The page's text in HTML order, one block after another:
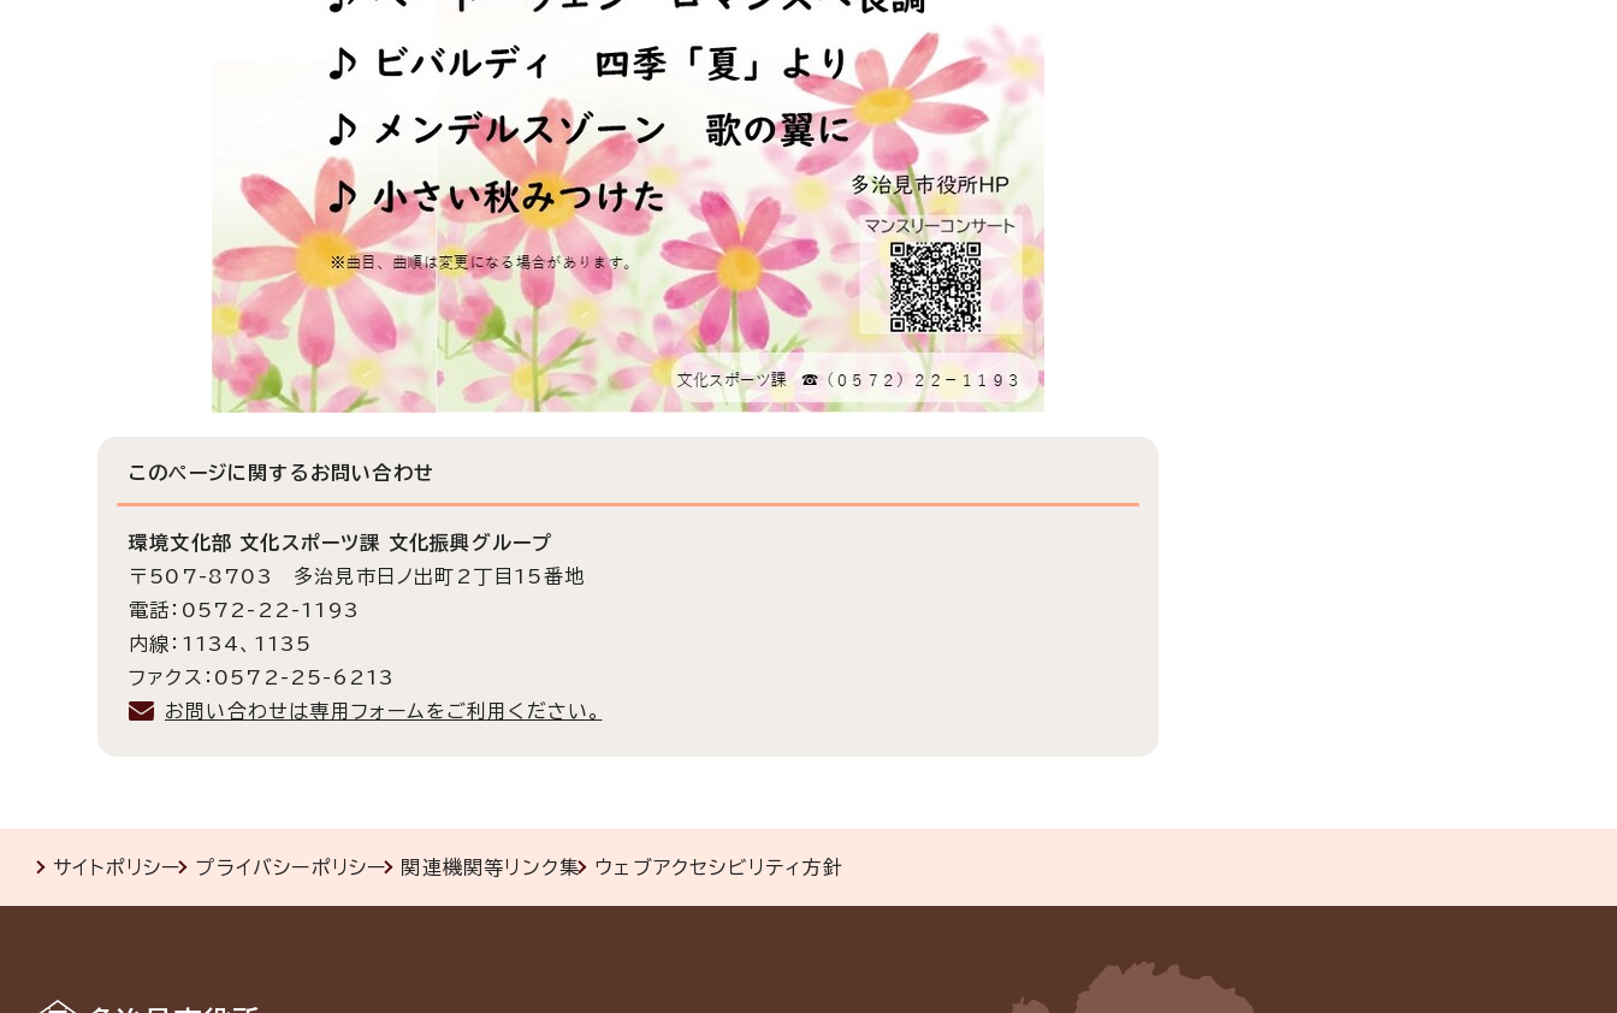
このページに関する お問い合わせ
環境文化部 文化スポーツ課 文化振興グループ
〒507-8703 多治見市日ノ出町2丁目15番地
電話：0572-22-1193
内線：1134、1135
ファクス：0572-25-6213
お問い合わせは専用フォームをご利用ください。
サイトポリシー プライバシーポリシー 関連機関等リンク集 ウェブアクセシビリティ方針